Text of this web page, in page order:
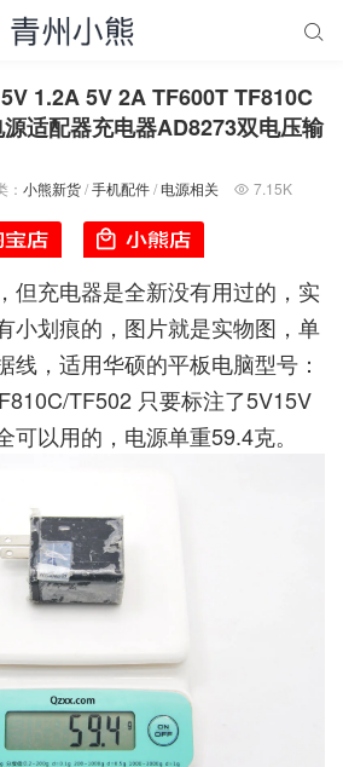

1.2A 5V 2A TF600T TF810C
适配器充电器AD8273双电压输
： 小熊新货/手机配件/ 电源相关  7.15K
但充电器是全新没有用过的，实
小划痕的，图片就是实物图，单
线，适用华硕的平板电脑型号：
TF502 只要标注了5V15V
可以用的，电源单重59.4克。